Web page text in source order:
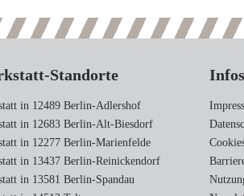
Standorte
in 12489 Berlin-Adlershof
in 12683 Berlin-Alt-Biesdorf
in 12277 Berlin-Marienfelde
in 13437 Berlin-Reinickendorf
in 13581 Berlin-Spandau